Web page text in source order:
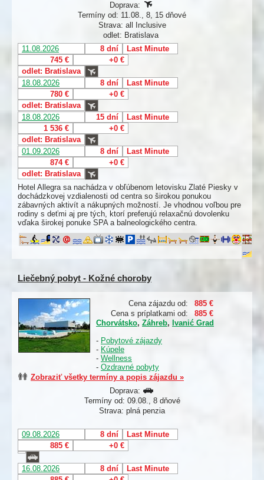
Doprava:
Termíny od: 11.08., 8, 15 dňové
Strava: all Inclusive
odlet: Bratislava
11.08.2026
8 dní
Last Minute
745 €
+0 €
odlet: Bratislava
18.08.2026
8 dní
Last Minute
780 €
+0 €
odlet: Bratislava
18.08.2026
15 dní
Last Minute
1 536 €
+0 €
odlet: Bratislava
01.09.2026
8 dní
Last Minute
874 €
+0 €
odlet: Bratislava
Hotel Allegra sa nachádza v obľúbenom letovisku Zlaté Piesky v
dochádzkovej vzdialenosti od centra so širokou ponukou
zábavných aktivít a nákupných možností. Je vhodnou voľbou pre
rodiny s deťmi aj pre tých, ktorí preferujú relaxačnú dovolenku
vďaka širokej ponuke SPA a balneologického centra.
Liečebný pobyt - Kožné choroby
Cena zájazdu od:
885 €
Cena s príplatkami od:
885 €
Chorvátsko, Záhreb, Ivanić Grad
- Pobytové zájazdy
- Kúpele
- Wellness
- Ozdravné pobyty
Zobraziť všetky termíny a popis zájazdu »
Doprava:
Termíny od: 09.08., 8 dňové
Strava: plná penzia
09.08.2026 8 dní
Last Minute
885 €
+0 €
16.08.2026 8 dní
Last Minute